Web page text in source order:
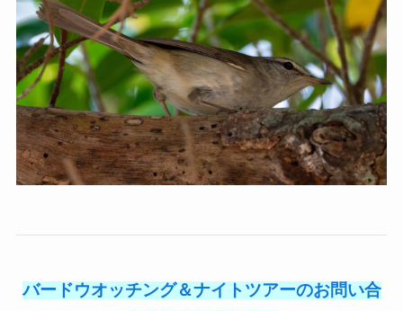
バードウオッチング＆ナイトツアーのお問い合